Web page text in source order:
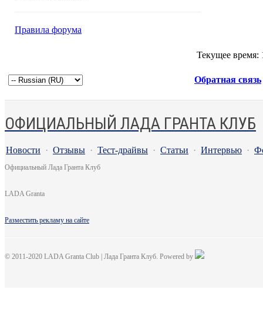
Правила форума
Текущее время:
Обратная связь
ОФИЦИАЛЬНЫЙ ЛАДА ГРАНТА КЛУБ
Новости · Отзывы · Тест-драйвы · Статьи · Интервью ·
Официальный Лада Гранта Клуб
LADA Granta
Разместить рекламу на сайте
© 2011-2020 LADA Granta Club | Лада Гранта Клуб. Powered by